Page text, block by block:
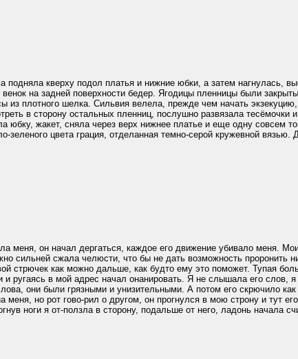
кверху подол платья и нижние юбки, а затем нагнулась,
на задней поверхности бедер. Ягодицы пленницы были
из плотного шелка. Сильвия велела, прежде чем начать
в сторону остальных пленниц, послушно развязала
юбку, жакет, сняла через верх нижнее платье и еще одну совсем
зеленого цвета грация, отделанная темно-серой кружевной вязью.
меня, он начал дергаться, каждое его движение убивало меня.
сильней сжала челюсти, что бы не дать возможность проронить
стрючек как можно дальше, как будто ему это поможет. Тупая
ругаясь в мой адрес начал онанировать. Я не слышала его слов, я
они были грязными и унизительными. А потом его скрючило
но рот гово-рил о другом, он прогнулся в мою строну и тут
ноги я от-ползла в сторону, подальше от него, ладонь начала